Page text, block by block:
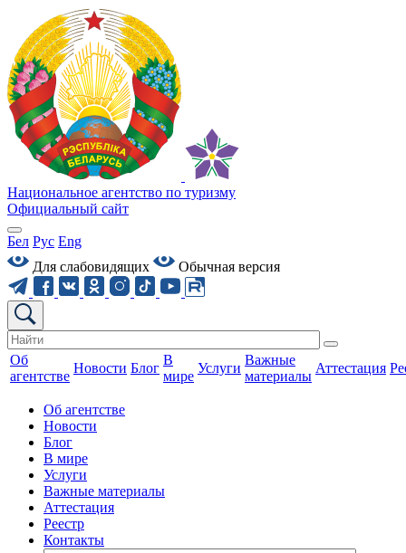
Национальное агентство по туризму
Официальный сайт
Бел Рус Eng
Для слабовидящих
Обычная версия
Об
агентстве
Новости Блог
В
мире
Услуги
Важные
материалы
Аттестация
Об агентстве
Новости
Блог
В мире
Услуги
Важные материалы
Аттестация
Реестр
Контакты